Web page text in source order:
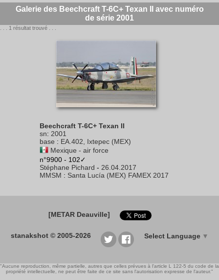
Galerie des Beechcraft T-6C+ Texan II avec numéro
de série 2001
. . . 1 résultat trouvé . . .
Beechcraft T-6C+ Texan II
sn: 2001
base : EA.402, Ixtepec (MEX)
Mexique - air force
n°9900 - 102✓
Stéphane Pichard - 26.04.2017
MMSM : Santa Lucía (MEX) FAMEX 2017
[METAR Deauville]
stanakshot © 2005-2026 Select Language ▼
"Aucune reproduction, même partielle, autres que celles prévues à l'article L 122-5 du code de la
propriété intellectuelle, ne peut être faite de ce site sans l'autorisation expresse de l'auteur."